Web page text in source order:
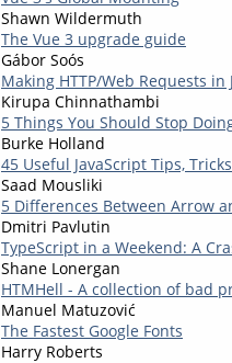
Shawn Wildermuth
The Vue 3 upgrade guide
Gábor Soós
Making HTTP/Web Requests in
Kirupa Chinnathambi
5 Things You Should Stop
Burke Holland
45 Useful JavaScript Tips,
Saad Mousliki
5 Differences Between Arrow
Dmitri Pavlutin
TypeScript in a Weekend: A
Shane Lonergan
HTMHell - A collection of bad
Manuel Matuzović
The Fastest Google Fonts
Harry Roberts